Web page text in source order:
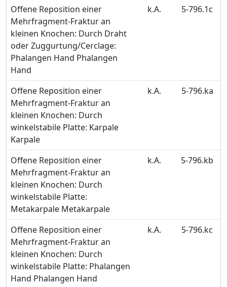
Offene Reposition einer
Mehrfragment-Fraktur an
kleinen Knochen: Durch Draht
oder Zuggurtung/Cerclage:
Phalangen Hand Phalangen
Hand
k.A. 5-796.1c
Offene Reposition einer
Mehrfragment-Fraktur an
kleinen Knochen: Durch
winkelstabile Platte: Karpale
Karpale
k.A. 5-796.ka
Offene Reposition einer
Mehrfragment-Fraktur an
kleinen Knochen: Durch
winkelstabile Platte:
Metakarpale Metakarpale
k.A. 5-796.kb
Offene Reposition einer
Mehrfragment-Fraktur an
kleinen Knochen: Durch
winkelstabile Platte: Phalangen
Hand Phalangen Hand
k.A. 5-796.kc